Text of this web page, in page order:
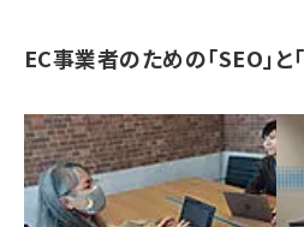
EC事業者のための「SEO」と